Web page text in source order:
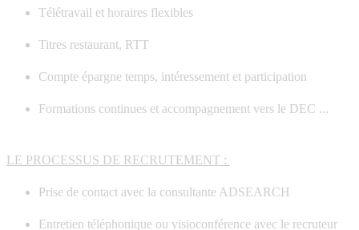
Télétravail et horaires flexibles
Titres restaurant, RTT
Compte épargne temps, intéressement et participation
Formations continues et accompagnement vers le DEC ...
LE PROCESSUS DE RECRUTEMENT :
Prise de contact avec la consultante ADSEARCH
Entretien téléphonique ou visioconférence avec le recruteur